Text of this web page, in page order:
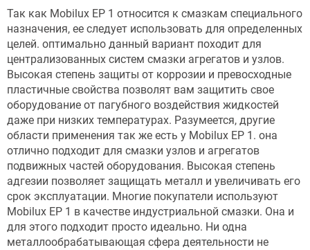
Так как Mobilux EP 1 относится к смазкам специального
назначения, ее следует использовать для определенных
целей. оптимально данный вариант походит для
централизованных систем смазки агрегатов и узлов.
Высокая степень защиты от коррозии и превосходные
пластичные свойства позволят вам защитить свое
оборудование от пагубного воздействия жидкостей
даже при низких температурах. Разумеется, другие
области применения так же есть у Mobilux EP 1. она
отлично подходит для смазки узлов и агрегатов
подвижных частей оборудования. Высокая степень
адгезии позволяет защищать металл и увеличивать его
срок эксплуатации. Многие покупатели используют
Mobilux EP 1 в качестве индустриальной смазки. Она и
для этого подходит просто идеально. Ни одна
металлообрабатывающая сфера деятельности не